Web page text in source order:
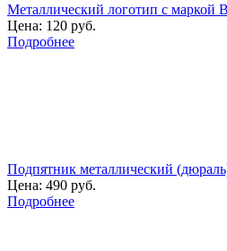
Металлический логотип с маркой
Цена: 120 руб.
Подробнее
Подпятник металлический
Цена: 490 руб.
Подробнее